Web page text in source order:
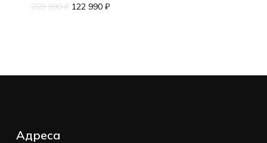
209 990₽ 122 990 ₽
Адреса